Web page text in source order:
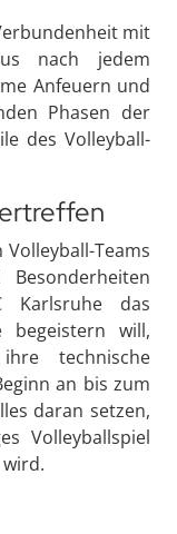
mit
nach jedem
Anfeuern und
Phasen der
des Volleyball-
Teams
Karlsruhe das
begeistern will,
technische
an bis zum
daran setzen,
Volleyballspiel